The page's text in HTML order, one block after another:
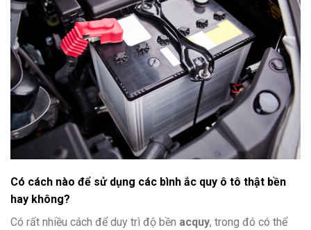
Có cách nào để sử dụng các bình ắc quy ô tô thật bền
hay không?
Có rất nhiều cách để duy trì độ bền acquy, trong đó có thể